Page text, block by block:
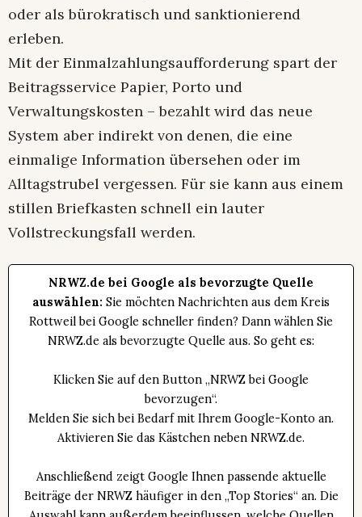
oder als bürokratisch und sanktionierend
erleben.​
Mit der Einmalzahlungsaufforderung spart der
Beitragsservice Papier, Porto und
Verwaltungskosten – bezahlt wird das neue
System aber indirekt von denen, die eine
einmalige Information übersehen oder im
Alltagstrubel vergessen. Für sie kann aus einem
stillen Briefkasten schnell ein lauter
Vollstreckungsfall werden.​
NRWZ.de bei Google als bevorzugte Quelle
auswählen: Sie möchten Nachrichten aus dem Kreis
Rottweil bei Google schneller finden? Dann wählen Sie
NRWZ.de als bevorzugte Quelle aus. So geht es:
Klicken Sie auf den Button „NRWZ bei Google
bevorzugen“.
Melden Sie sich bei Bedarf mit Ihrem Google-Konto an.
Aktivieren Sie das Kästchen neben NRWZ.de.
Anschließend zeigt Google Ihnen passende aktuelle
Beiträge der NRWZ häufiger in den „Top Stories“ an. Die